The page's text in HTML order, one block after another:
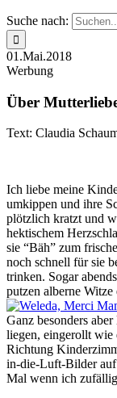
Suche nach:
01.Mai.2018
Werbung
Über
Text: Claudia
Ich liebe meine
umkippen und ihre
plötzlich kratzt und
hektischem
sie “Bäh” zum
noch schnell für sie
trinken. Sogar
putzen alberne
Ganz besonders
liegen, eingerollt wie
Richtung
in-die-Luft-Bilder auf
Mal wenn ich